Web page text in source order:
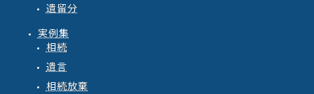
遺留分
実例集
相続
遺言
相続放棄